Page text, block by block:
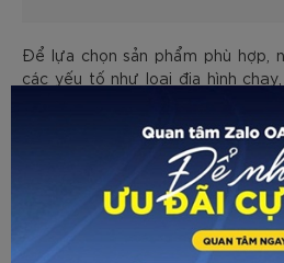
Để lựa chọn sản phẩm phù hợp,
các yếu tố như loại địa hình
trúc bàn chân và mức độ hỗ trợ
việc thử giày trực tiếp là vô
sự thoải mái và phù hợp với từng cá
Mút ZoomX là một thành tựu
giày chạy bộ. Với những ưu điểm
đã tạo nên một bước tiến mới
thao. Tuy nhiên, để tận dụng tối